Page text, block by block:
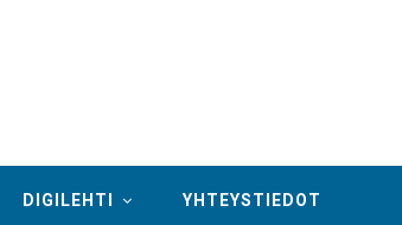
DIGILEHTI YHTEYSTIEDOT